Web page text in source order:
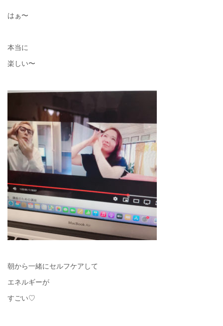
はぁ〜
本当に
楽しい〜
朝から一緒にセルフケアして
エネルギーが
すごい♡